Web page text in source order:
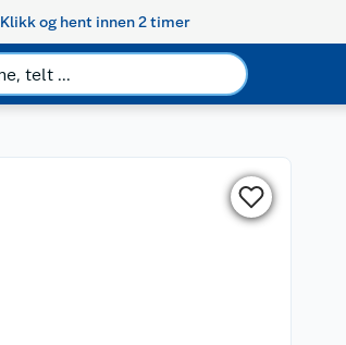
Klikk og hent innen 2 timer